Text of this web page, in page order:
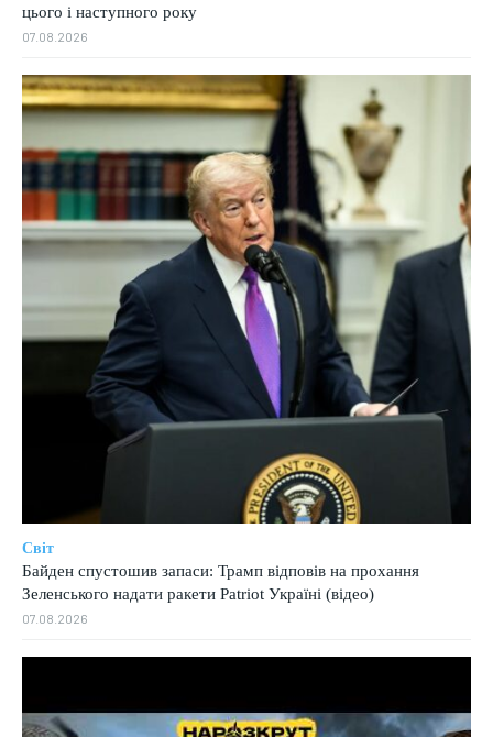
цього і наступного року
07.08.2026
Світ
Байден спустошив запаси: Трамп відповів на прохання
Зеленського надати ракети Patriot Україні (відео)
07.08.2026